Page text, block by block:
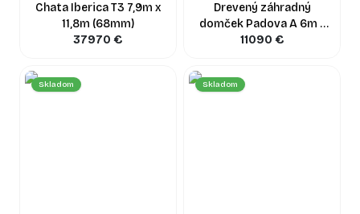
Chata Iberica T3 7,9m x
11,8m (68mm)
37970 €
Drevený záhradný
domček Padova A 6m x
4,5m + terasa (44 mm)
11090 €
Skladom Skladom